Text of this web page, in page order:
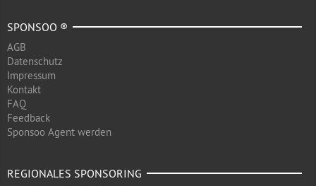
SPONSOO ®
AGB
Datenschutz
Impressum
Kontakt
FAQ
Feedback
Sponsoo Agent werden
REGIONALES SPONSORING